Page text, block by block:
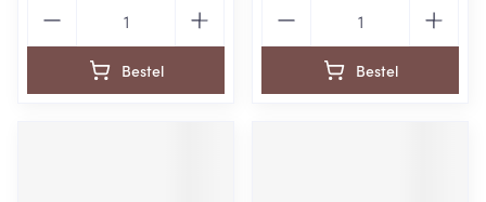
Bestel Bestel